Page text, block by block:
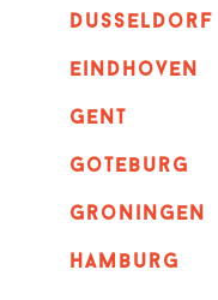
dusseldorf
eindhoven
GENT
goteburg
groningen
hamburg